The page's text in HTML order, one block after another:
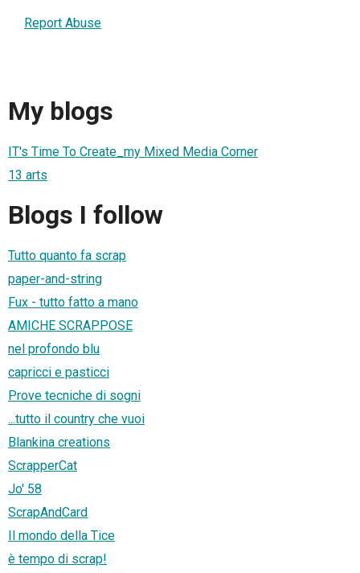
Report Abuse
My blogs
IT's Time To Create_my Mixed Media Corner
13 arts
Blogs I follow
Tutto quanto fa scrap
paper-and-string
Fux - tutto fatto a mano
AMICHE SCRAPPOSE
nel profondo blu
capricci e pasticci
Prove tecniche di sogni
...tutto il country che vuoi
Blankina creations
ScrapperCat
Jo' 58
ScrapAndCard
Il mondo della Tice
è tempo di scrap!